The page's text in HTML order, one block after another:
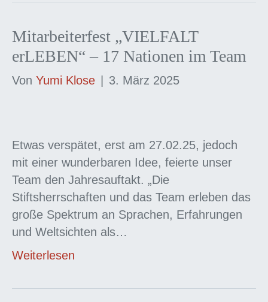
Mitarbeiterfest „VIELFALT
erLEBEN“ – 17 Nationen im Team
Von Yumi Klose 3. März 2025
Etwas verspätet, erst am 27.02.25, jedoch
mit einer wunderbaren Idee, feierte unser
Team den Jahresauftakt. „Die
Stiftsherrschaften und das Team erleben das
große Spektrum an Sprachen, Erfahrungen
und Weltsichten als…
Weiterlesen